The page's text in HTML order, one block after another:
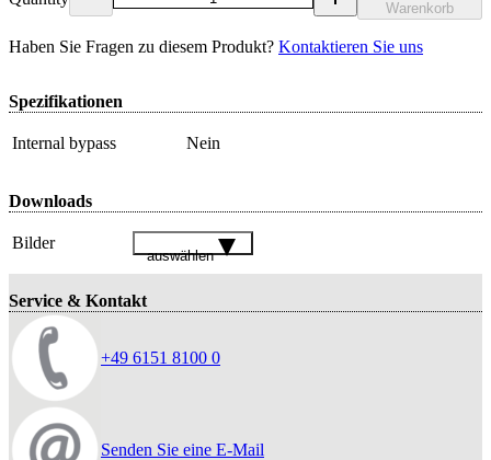
Warenkorb
Haben Sie Fragen zu diesem Produkt? Kontaktieren Sie uns
Spezifikationen
Internal bypass Nein
Downloads
Bilder
auswählen
Service & Kontakt
+49 6151 8100 0
Senden Sie eine E-Mail